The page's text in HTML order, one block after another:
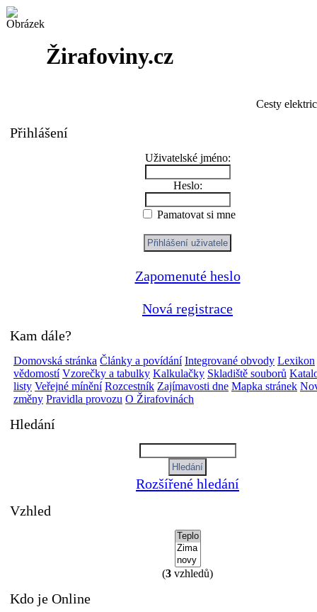
Žirafoviny.cz
Cesty
Přihlášení
Uživatelské jméno:
Heslo:
Pamatovat si mne
Zapomenuté heslo
Nová registrace
Kam dále?
Domovská stránka Články a povídání Integrované obvody Lexikon
vědomostí Vzorečky a tabulky Kalkulačky Skladiště souborů
listy Veřejné mínění Rozcestník Zajímavosti dne Mapka stránek
změny Pravidla provozu O Žirafovinách
Hledání
Rozšířené hledání
Vzhled
(3 vzhledů)
Kdo je Online